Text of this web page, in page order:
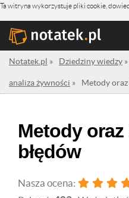
Ta witryna wykorzystuje pliki cookie,
Notatek.pl » Dziedziny wiedzy »
analiza żywności » Metody oraz
Metody oraz
błędów
Nasza ocena: